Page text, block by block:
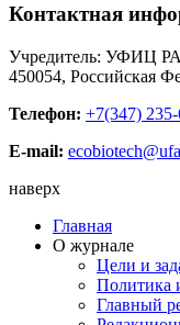
Контактная
Учредитель: УФИЦ
450054, Российская
Телефон: +7(347)
E-mail:
наверх
Главная
О журнале
Цели и
Политика
Главный